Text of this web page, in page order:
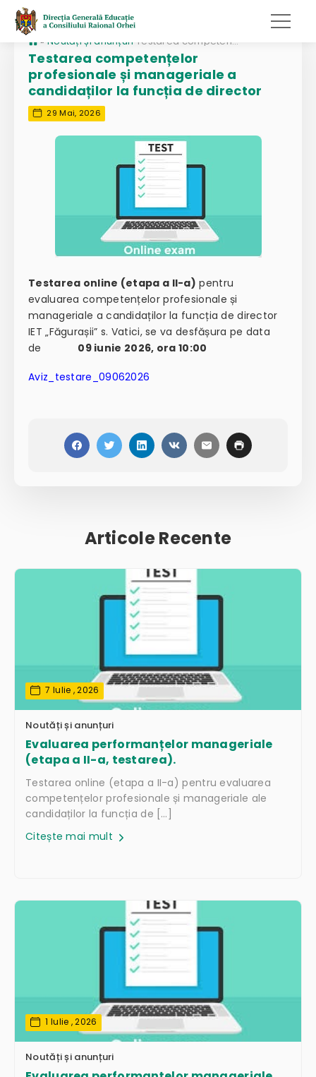
» Noutăți și anunțuri Testarea competențelor profesionale și manageriale a candidaților la funcția de director
Testarea competențelor
profesionale și manageriale a
candidaților la funcția de director
29 Mai, 2026
Testarea online (etapa a II-a) pentru
evaluarea competențelor profesionale și
manageriale a candidaților la funcția de director
IET „Făgurașii” s. Vatici, se va desfășura pe data
de 09 iunie 2026, ora 10:00
Aviz_testare_09062026
Articole Recente
7 Iulie , 2026
Noutăți și anunțuri
Evaluarea performanțelor manageriale
(etapa a II-a, testarea).
Testarea online (etapa a II-a) pentru evaluarea
competențelor profesionale și manageriale ale
candidaților la funcția de […]
Citește mai mult
1 Iulie , 2026
Noutăți și anunțuri